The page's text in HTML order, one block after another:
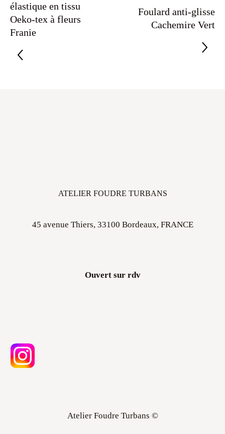
élastique en tissu
Oeko-tex à fleurs
Franie
Foulard anti-glisse
Cachemire Vert
ATELIER FOUDRE TURBANS
45 avenue Thiers, 33100 Bordeaux, FRANCE
Ouvert sur rdv
Atelier Foudre Turbans ©